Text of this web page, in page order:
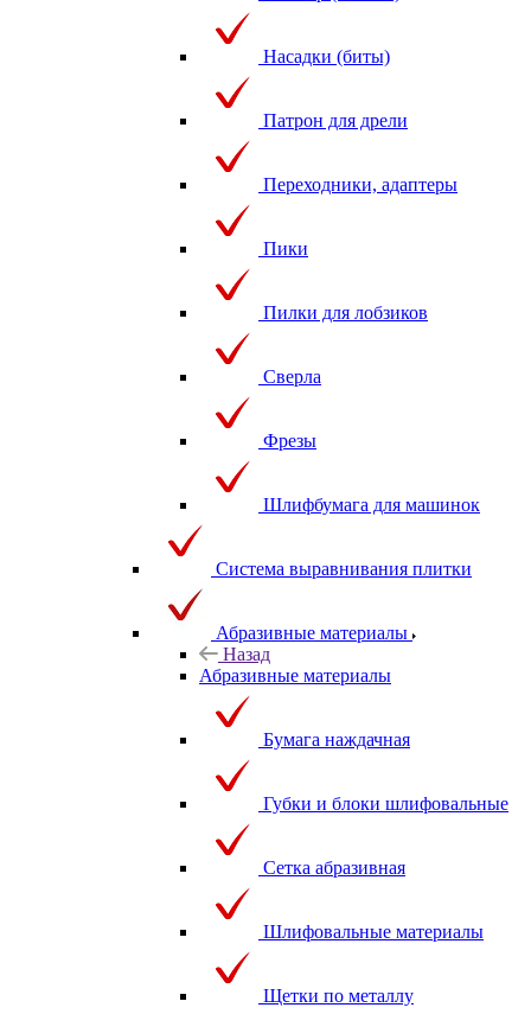
Насадки (биты)
Патрон для дрели
Переходники, адаптеры
Пики
Пилки для лобзиков
Сверла
Фрезы
Шлифбумага для машинок
Система выравнивания плитки
Абразивные материалы
Назад
Абразивные материалы
Бумага наждачная
Губки и блоки шлифовальные
Сетка абразивная
Шлифовальные материалы
Щетки по металлу